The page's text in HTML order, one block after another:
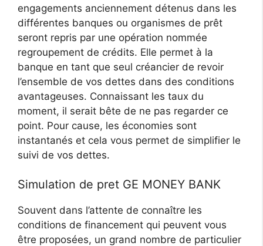
engagements anciennement détenus dans les
différentes banques ou organismes de prêt
seront repris par une opération nommée
regroupement de crédits. Elle permet à la
banque en tant que seul créancier de revoir
l’ensemble de vos dettes dans des conditions
avantageuses. Connaissant les taux du
moment, il serait bête de ne pas regarder ce
point. Pour cause, les économies sont
instantanés et cela vous permet de simplifier le
suivi de vos dettes.
Simulation de pret GE MONEY BANK
Souvent dans l’attente de connaître les
conditions de financement qui peuvent vous
être proposées, un grand nombre de particulier